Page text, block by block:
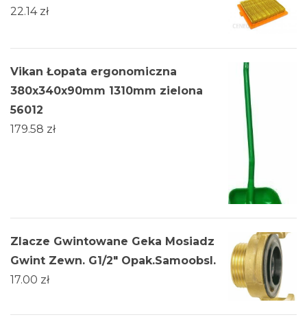
22.14 zł
Vikan Łopata ergonomiczna
380x340x90mm 1310mm zielona
56012
179.58 zł
Zlacze Gwintowane Geka Mosiadz
Gwint Zewn. G1/2" Opak.Samoobsl.
17.00 zł